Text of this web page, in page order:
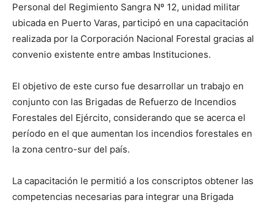
Personal del Regimiento Sangra Nº 12, unidad militar
ubicada en Puerto Varas, participó en una capacitación
realizada por la Corporación Nacional Forestal gracias al
convenio existente entre ambas Instituciones.
El objetivo de este curso fue desarrollar un trabajo en
conjunto con las Brigadas de Refuerzo de Incendios
Forestales del Ejército, considerando que se acerca el
período en el que aumentan los incendios forestales en
la zona centro-sur del país.
La capacitación le permitió a los conscriptos obtener las
competencias necesarias para integrar una Brigada